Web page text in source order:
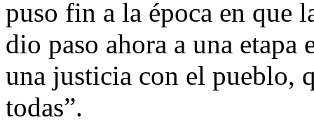
puso fin a la época en que
dio paso ahora a una etapa
una justicia con el pueblo,
todas”.